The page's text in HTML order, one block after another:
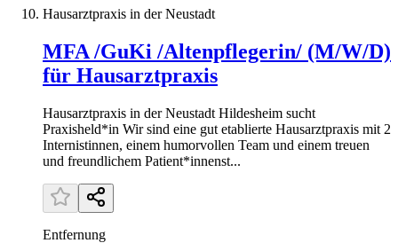
Hausarztpraxis in der Neustadt
MFA /GuKi /Altenpflegerin/ (M/W/D)
für Hausarztpraxis
Hausarztpraxis in der Neustadt Hildesheim sucht
Praxisheld*in Wir sind eine gut etablierte Hausarztpraxis mit 2
Internistinnen, einem humorvollen Team und einem treuen
und freundlichem Patient*innenst...
Entfernung